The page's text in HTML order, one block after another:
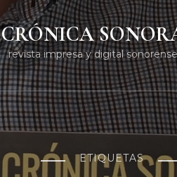
CRÓNICA
revista impresa y digital sonorense
ETIQUETAS